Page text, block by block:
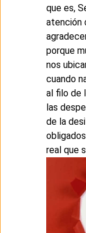
que es,
atención
porque
nos
cuando
al filo de
las
de la
real que